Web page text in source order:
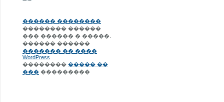
������ ��������
�������� ������
��� ������ � �����.
������ ������
������� �� ����
WordPress
�������� ����� ��
��� ���������